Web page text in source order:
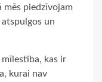
mēs piedzīvojam
un
kas ir
kurai nav